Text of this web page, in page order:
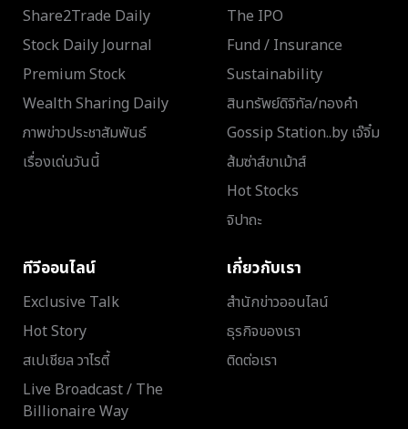
Share2Trade Daily
Stock Daily Journal
Premium Stock
Wealth Sharing Daily
ภาพข่าวประชาสัมพันธ์
เรื่องเด่นวันนี้
The IPO
Fund / Insurance
Sustainability
สินทรัพย์ดิจิทัล/ทองคำ
Gossip Station..by เจ๊จิ๋ม
ส้มซ่าส์ขาเม้าส์
Hot Stocks
จิปาถะ
ทีวีออนไลน์
Exclusive Talk
Hot Story
สเปเชียล วาไรตี้
Live Broadcast / The
Billionaire Way
เกี่ยวกับเรา
สำนักข่าวออนไลน์
ธุรกิจของเรา
ติดต่อเรา